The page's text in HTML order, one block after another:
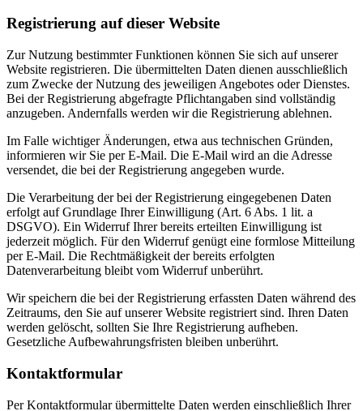
Registrierung auf dieser Website
Zur Nutzung bestimmter Funktionen können Sie sich auf unserer
Website registrieren. Die übermittelten Daten dienen ausschließlich
zum Zwecke der Nutzung des jeweiligen Angebotes oder Dienstes.
Bei der Registrierung abgefragte Pflichtangaben sind vollständig
anzugeben. Andernfalls werden wir die Registrierung ablehnen.
Im Falle wichtiger Änderungen, etwa aus technischen Gründen,
informieren wir Sie per E-Mail. Die E-Mail wird an die Adresse
versendet, die bei der Registrierung angegeben wurde.
Die Verarbeitung der bei der Registrierung eingegebenen Daten
erfolgt auf Grundlage Ihrer Einwilligung (Art. 6 Abs. 1 lit. a
DSGVO). Ein Widerruf Ihrer bereits erteilten Einwilligung ist
jederzeit möglich. Für den Widerruf genügt eine formlose Mitteilung
per E-Mail. Die Rechtmäßigkeit der bereits erfolgten
Datenverarbeitung bleibt vom Widerruf unberührt.
Wir speichern die bei der Registrierung erfassten Daten während des
Zeitraums, den Sie auf unserer Website registriert sind. Ihren Daten
werden gelöscht, sollten Sie Ihre Registrierung aufheben.
Gesetzliche Aufbewahrungsfristen bleiben unberührt.
Kontaktformular
Per Kontaktformular übermittelte Daten werden einschließlich Ihrer